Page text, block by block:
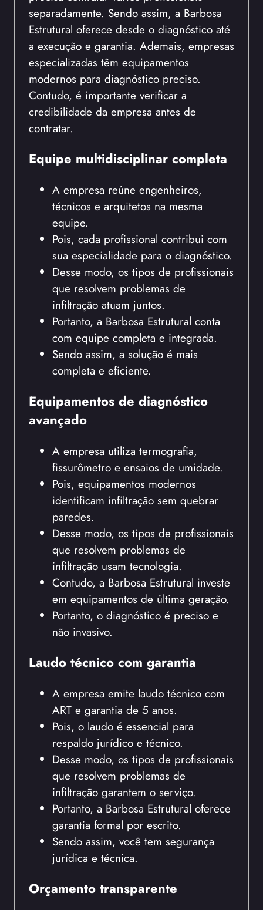
separadamente. Sendo assim, a Barbosa
Estrutural oferece desde o diagnóstico até
a execução e garantia. Ademais, empresas
especializadas têm equipamentos
modernos para diagnóstico preciso.
Contudo, é importante verificar a
credibilidade da empresa antes de
contratar.
Equipe multidisciplinar completa
A empresa reúne engenheiros,
técnicos e arquitetos na mesma
equipe.
Pois, cada profissional contribui com
sua especialidade para o diagnóstico.
Desse modo, os tipos de profissionais
que resolvem problemas de
infiltração atuam juntos.
Portanto, a Barbosa Estrutural conta
com equipe completa e integrada.
Sendo assim, a solução é mais
completa e eficiente.
Equipamentos de diagnóstico
avançado
A empresa utiliza termografia,
fissurômetro e ensaios de umidade.
Pois, equipamentos modernos
identificam infiltração sem quebrar
paredes.
Desse modo, os tipos de profissionais
que resolvem problemas de
infiltração usam tecnologia.
Contudo, a Barbosa Estrutural investe
em equipamentos de última geração.
Portanto, o diagnóstico é preciso e
não invasivo.
Laudo técnico com garantia
A empresa emite laudo técnico com
ART e garantia de 5 anos.
Pois, o laudo é essencial para
respaldo jurídico e técnico.
Desse modo, os tipos de profissionais
que resolvem problemas de
infiltração garantem o serviço.
Portanto, a Barbosa Estrutural oferece
garantia formal por escrito.
Sendo assim, você tem segurança
jurídica e técnica.
Orçamento transparente